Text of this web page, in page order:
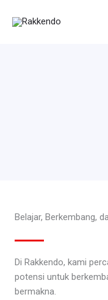
Belajar, Berkembang,
Di Rakkendo, kami
potensi untuk
bermakna.